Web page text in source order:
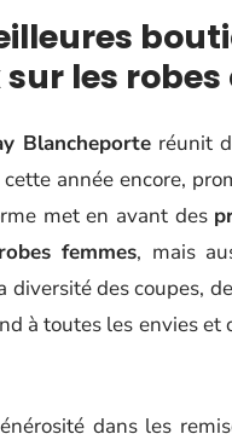
les
Blancheporteréunit
cette année encore,
met en avant des
robes femmes, mais
diversité des coupes,
à toutes les envies
dans les